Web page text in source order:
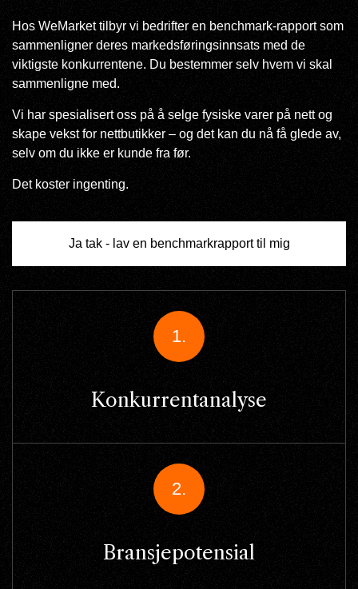
Hos WeMarket tilbyr vi bedrifter en benchmark-rapport som
sammenligner deres markedsføringsinnsats med de
viktigste konkurrentene. Du bestemmer selv hvem vi skal
sammenligne med.
Vi har spesialisert oss på å selge fysiske varer på nett og
skape vekst for nettbutikker – og det kan du nå få glede av,
selv om du ikke er kunde fra før.
Det koster ingenting.
Ja tak - lav en benchmarkrapport til mig
1.
Konkurrentanalyse
2.
Bransjepotensial